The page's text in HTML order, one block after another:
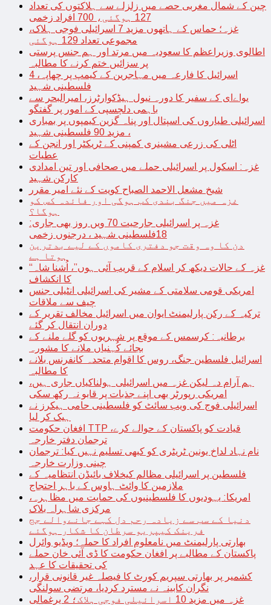
چین کے شمال مغربی حصے میں زلزلے سے ہلاکتوں کی تعداد
127 ہوگئی، 700 افراد زخمی
غزہ؛ حماس کے ہاتھوں مزید 7 اسرائیلی فوجی ہلاک،
مجموعی تعداد 129 ہوگئی
اطالوی وزیراعظم کا سعودیہ میں مرتد اور ہم جنس پرستی
پر سزائیں ختم کرنے کا مطالبہ
اسرائیل کا فارعہ میں مہاجرین کے کیمپ پر چھاپہ، 4
فلسطینی شہید
یواےای کے سفیر کا دورہ نیول ہیڈکوارٹرز، امیرالبحر سے
باہمی دلچسپی کے امور پر گفتگو
اسرائیلی طیاروں کی اسپتال اور پناہ گزین کیمپوں پر بمباری
، مزید 90 فلسطینی شہید
اٹلی کی زرعی مشینری کمپنی کے ٹریکٹر اور انجن کے
عطیات
غزہ: اسکول پر اسرائیلی حملے میں صحافی اور تین امدادی
کارکن شہید
شیخ مشعل الاحمد الصباح کویت کے نئے امیر مقرر
غزہ میں جنگ بندی کب ہوگی اور فائدہ کس کو
ہوگا؟
غزہ پر اسرائیلی جارحیت 70 ویں روز بھی جاری:
18فلسطینی شہید ، درجنوں زخمی
دن کا وہ وقت جو دفتری کاموں کے لیے بدترین
ہوتا ہے
“غزہ کے حالات دیکھ کر اسلام کے قریب آئی ہوں”، اُشنا شاہ
کا انکشاف
امریکی قومی سلامتی کے مشیر کی اسرائیلی انٹیلی جنس
چیف سے ملاقات
ترکیہ کے رکن پارلیمنٹ ایوان میں اسرائیل مخالف تقریر کے
دوران انتقال کر گئے
برطانیہ: کرسمس کے موقع پر شہریوں کو گلے ملنے کے
بجائے کُہنیاں ملانے کا مشورہ
اسرائیل فلسطین جنگ، روس کا اقوام متحدہ کانفرنس بلانے
کا مطالبہ
ہم آرام دہ لیکن غزہ میں اسرائیلی ہولناکیاں جاری ہیں،
امریکی رپورٹر بھی اپنے جذبات پر قابو نہ رکھ سکی
اسرائیلی فوج کی ویب سائٹ کو فلسطینی حامی ہیکرز نے
ہیک کر لیا
افغان حکومت TTP قیادت کو پاکستان کے حوالے کرے،
ترجمان دفتر خارجہ
نام نہاد لداخ یونین ٹریٹری کو کبھی تسلیم نہیں کیا: ترجمان
چینی وزارت خارجہ
فلسطین پر اسرائیلی مظالم کیخلاف بائیڈن انتظامیہ کے
ملازمین کا وائٹ ہاوس کے باہر احتجاج
امریکا: یہودیوں کا فلسطینیوں کی حمایت میں مظاہرہ،
مرکزی شاہراہ بلاک
دنیا کے سب سے زیادہ رحم دل کہے جانےوالے جج
فرینک کیپریو سرطان کا شکار ہوگئے
بھارتی پارلیمنٹ میں نامعلوم افراد کا حملہ؛ ویڈیو وائرل
پاکستان کے مطالبے پر افغان حکومت کا ڈی آئی خان حملے
کی تحقیقات کا عہد
کشمیر پر بھارتی سپریم کورٹ کا فیصلہ غیر قانونی قرار،
نگران کابینہ نے مسترد کردیا، مرتضی سولنگی
غزہ میں مزید 10 اسرائیلی فوجی ہلاک؛ 2 یرغمالی